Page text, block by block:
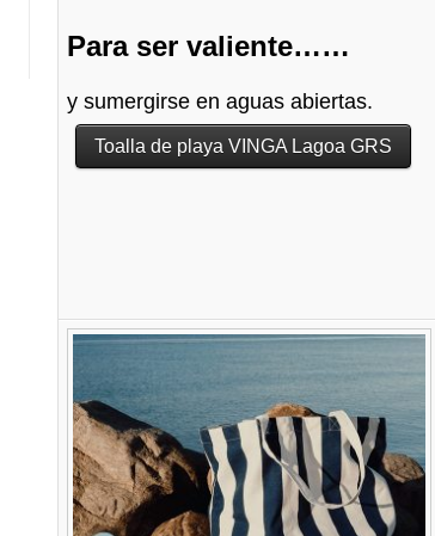
Para ser valiente……
y sumergirse en aguas abiertas.
Toalla de playa VINGA Lagoa GRS